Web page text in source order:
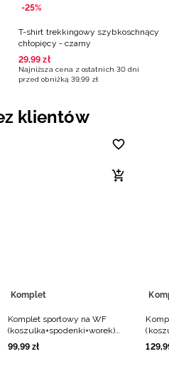
-25%
T-shirt trekkingowy szybkoschnący
chłopięcy - czarny
29,99 zł
Najniższa cena z ostatnich 30 dni
przed obniżką 39,99 zł
klientów
Komplet
Komplet sportowy na WF
(koszulka+spodenki+worek)
chłopięcy - czarny
99,99 zł 129,